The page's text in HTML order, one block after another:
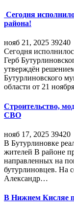
Сегодня
района!
нояб 21, 2025 39240
Сегодня
Герб
утверждён
Бутурлиновского
области от 21
Строительство,
СВО
нояб 17, 2025 39420
В Бутурлиновке
жителей В районе
направленных на
бутурлиновцев. На
Александр…
В Нижнем Кисляе